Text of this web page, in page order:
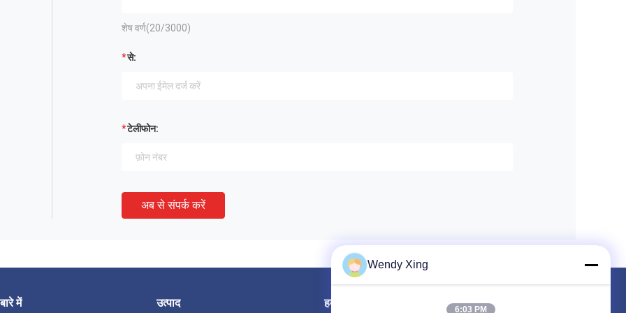
शेष वर्ण(20/3000)
से:
टेलीफोन:
अब से संपर्क करें
में उत्पाद हमें मेल करें
Wendy Xing
6:03 PM